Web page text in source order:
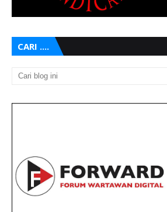
CARI ....